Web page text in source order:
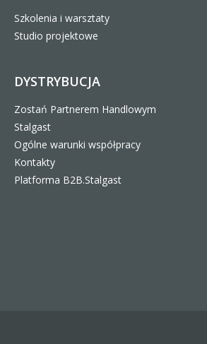
Szkolenia i warsztaty
Studio projektowe
DYSTRYBUCJA
Zostań Partnerem Handlowym
Stalgast
Ogólne warunki współpracy
Kontakty
Platforma B2B.Stalgast